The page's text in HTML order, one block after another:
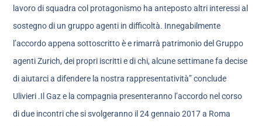
lavoro di squadra col protagonismo ha anteposto altri interessi al
sostegno di un gruppo agenti in difficoltà. Innegabilmente
l’accordo appena sottoscritto è e rimarrà patrimonio del Gruppo
agenti Zurich, dei propri iscritti e di chi, alcune settimane fa decise
di aiutarci a difendere la nostra rappresentatività” conclude
Ulivieri .Il Gaz e la compagnia presenteranno l’accordo nel corso
di due incontri che si svolgeranno il 24 gennaio 2017 a Roma